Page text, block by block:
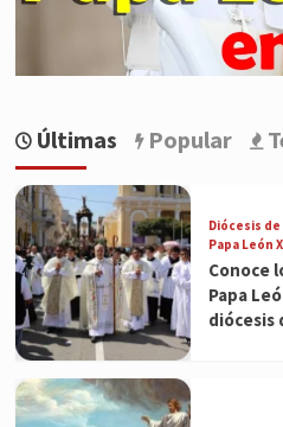
Últimas Popular
Diócesis
Papa León
Conoce
Papa
diócesis